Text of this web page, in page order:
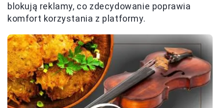
blokują reklamy, co zdecydowanie poprawia
komfort korzystania z platformy.